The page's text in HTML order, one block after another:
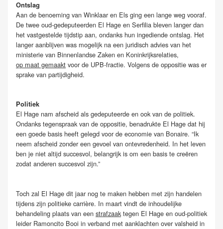
Ontslag
Aan de benoeming van Winklaar en Els ging een lange weg vooraf.
De twee oud-gedeputeerden El Hage en Serfilia bleven langer dan
het vastgestelde tijdstip aan, ondanks hun ingediende ontslag. Het
langer aanblijven was mogelijk na een juridisch advies van het
ministerie van Binnenlandse Zaken en Koninkrijksrelaties,
op maat gemaakt voor de UPB-fractie. Volgens de oppositie was er
sprake van partijdigheid.
Politiek
El Hage nam afscheid als gedeputeerde en ook van de politiek.
Ondanks tegenspraak van de oppositie, benadrukte El Hage dat hij
een goede basis heeft gelegd voor de economie van Bonaire. “Ik
neem afscheid zonder een gevoel van ontevredenheid. In het leven
ben je niet altijd succesvol, belangrijk is om een basis te creëren
zodat anderen succesvol zijn.”
Toch zal El Hage dit jaar nog te maken hebben met zijn handelen
tijdens zijn politieke carrière. In maart vindt de inhoudelijke
behandeling plaats van een strafzaak tegen El Hage en oud-politiek
leider Ramoncito Booi in verband met aanklachten over valsheid in